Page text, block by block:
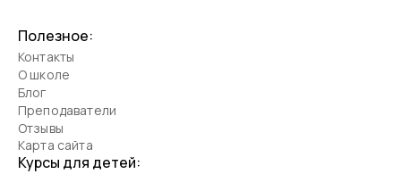
Полезное:
Контакты
О школе
Блог
Преподаватели
Отзывы
Карта сайта
Курсы для детей: